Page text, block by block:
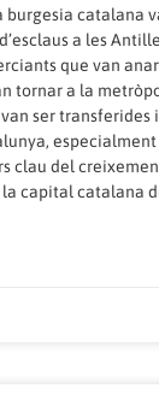
burgesia catalana
a les
que van
tornar a la
ser
clau del
capital catalana